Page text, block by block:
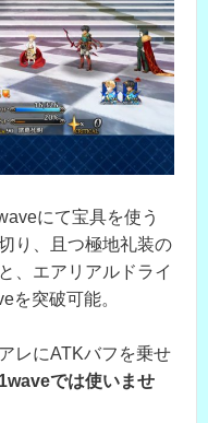
にて宝具を使う
り、且つ極地礼装の
、エアリアルドライ
を突破可能。
レにATKバフを乗せ
では使いませ